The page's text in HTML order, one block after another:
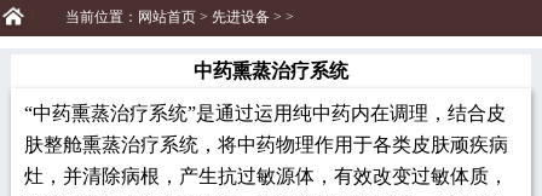
当前位置： 网站首页> 先进设备> >
中药熏蒸治疗系统
“中药熏蒸治疗系统”是通过运用纯中药内在调理，结合皮
肤整舱熏蒸治疗系统，将中药物理作用于各类皮肤顽疾病
灶，并清除病根，产生抗过敏源体，有效改变过敏体质，